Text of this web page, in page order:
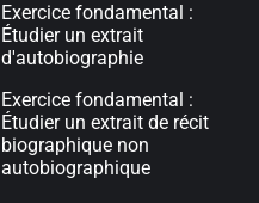
Exercice fondamental :
Étudier un extrait
d'autobiographie
Exercice fondamental :
Étudier un extrait de récit
biographique non
autobiographique